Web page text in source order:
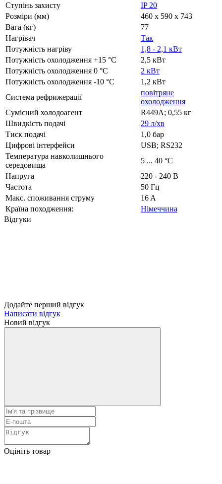
Ступінь захисту
IP 20
Розміри (мм)
460 x 590 x 743
Вага (кг)
77
Нагрівач
Так
Потужність нагріву
1,8 - 2,1 кВт
Потужність охолодження +15 °C
2,5 кВт
Потужність охолодження 0 °C
2 кВт
Потужність охолодження -10 °C
1,2 кВт
Система рефрижерації
повітряне
охолодження
Сумісний холодоагент
R449A; 0,55 кг
Швидкість подачі
29 л/хв
Тиск подачі
1,0 бар
Цифрові інтерфейси
USB; RS232
Температура навколишнього
середовища
5 ... 40 °C
Напруга
220 - 240 В
Частота
50 Гц
Макс. споживання струму
16 A
Країна походження:
Німеччина
Відгуки
Додайте перший відгук
Написати відгук
Новий відгук
Оцініть товар